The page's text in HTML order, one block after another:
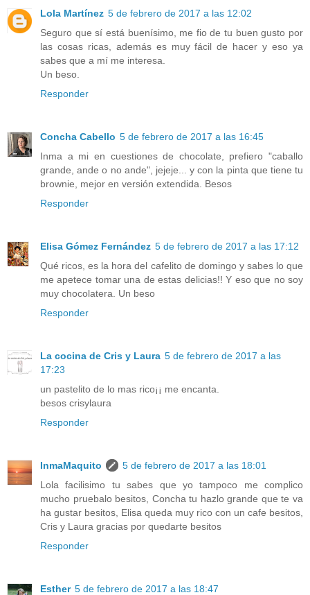
Lola Martínez 5 de febrero de 2017 a las 12:02
Seguro que sí está buenísimo, me fio de tu buen gusto por
las cosas ricas, además es muy fácil de hacer y eso ya
sabes que a mí me interesa.
Un beso.
Responder
Concha Cabello 5 de febrero de 2017 a las 16:45
Inma a mi en cuestiones de chocolate, prefiero "caballo
grande, ande o no ande", jejeje... y con la pinta que tiene tu
brownie, mejor en versión extendida. Besos
Responder
Elisa Gómez Fernández 5 de febrero de 2017 a las 17:12
Qué ricos, es la hora del cafelito de domingo y sabes lo que
me apetece tomar una de estas delicias!! Y eso que no soy
muy chocolatera. Un beso
Responder
La cocina de Cris y Laura 5 de febrero de 2017 a las
17:23
un pastelito de lo mas rico¡¡ me encanta.
besos crisylaura
Responder
InmaMaquito
5 de febrero de 2017 a las 18:01
Lola facilisimo tu sabes que yo tampoco me complico
mucho pruebalo besitos, Concha tu hazlo grande que te va
ha gustar besitos, Elisa queda muy rico con un cafe besitos,
Cris y Laura gracias por quedarte besitos
Responder
Esther 5 de febrero de 2017 a las 18:47